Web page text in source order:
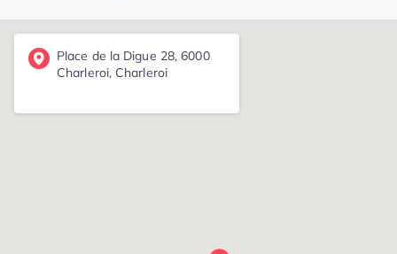
Place de la Digue 28, 6000
Charleroi, Charleroi